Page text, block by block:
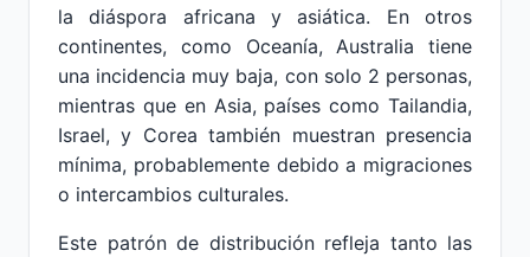
la diáspora africana y asiática. En otros
continentes, como Oceanía, Australia tiene
una incidencia muy baja, con solo 2 personas,
mientras que en Asia, países como Tailandia,
Israel, y Corea también muestran presencia
mínima, probablemente debido a migraciones
o intercambios culturales.
Este patrón de distribución refleja tanto las